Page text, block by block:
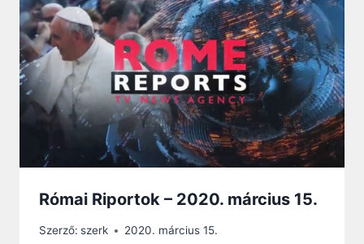
Római Riportok – 2020. március 15.
Szerző: szerk 2020. március 15.